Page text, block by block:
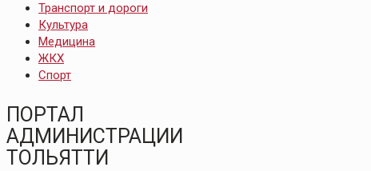
Транспорт и дороги
Культура
Медицина
ЖКХ
Спорт
ПОРТАЛ
АДМИНИСТРАЦИИ
ТОЛЬЯТТИ